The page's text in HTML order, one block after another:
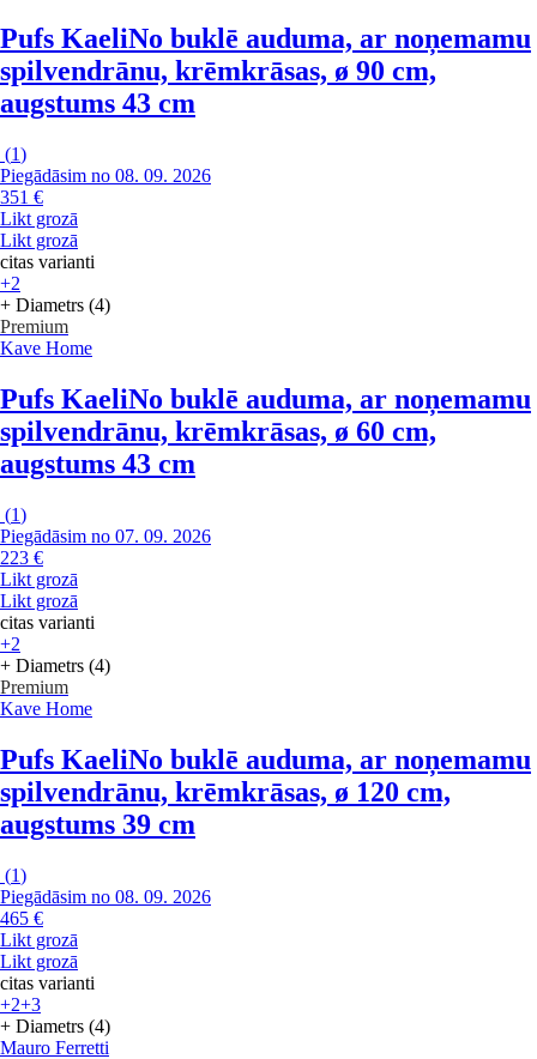
Pufs KaeliNo buklē auduma, ar noņemamu
spilvendrānu, krēmkrāsas, ø 90 cm,
augstums 43 cm
(1)
Piegādāsim no 08. 09. 2026
351 €
Likt grozā
Likt grozā
citas varianti
+2
+ Diametrs (4)
Premium
Kave Home
Pufs KaeliNo buklē auduma, ar noņemamu
spilvendrānu, krēmkrāsas, ø 60 cm,
augstums 43 cm
(1)
Piegādāsim no 07. 09. 2026
223 €
Likt grozā
Likt grozā
citas varianti
+2
+ Diametrs (4)
Premium
Kave Home
Pufs KaeliNo buklē auduma, ar noņemamu
spilvendrānu, krēmkrāsas, ø 120 cm,
augstums 39 cm
(1)
Piegādāsim no 08. 09. 2026
465 €
Likt grozā
Likt grozā
citas varianti
+2+3
+ Diametrs (4)
Mauro Ferretti